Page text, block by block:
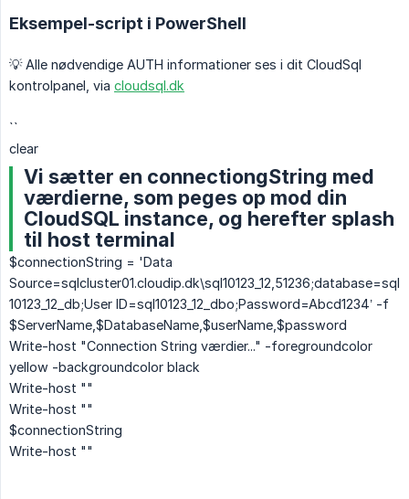
Eksempel-script i PowerShell
💡 Alle nødvendige AUTH informationer ses i dit CloudSql
kontrolpanel, via cloudsql.dk
``
clear
Vi sætter en connectiongString med
værdierne, som peges op mod din
CloudSQL instance, og herefter splash
til host terminal
$connectionString = 'Data
Source=sqlcluster01.cloudip.dk\sql10123_12,51236;database=sql
10123_12_db;User ID=sql10123_12_dbo;Password=Abcd1234’ -f
$ServerName,$DatabaseName,$userName,$password
Write-host "Connection String værdier..." -foregroundcolor
yellow -backgroundcolor black
Write-host ""
Write-host ""
$connectionString
Write-host ""